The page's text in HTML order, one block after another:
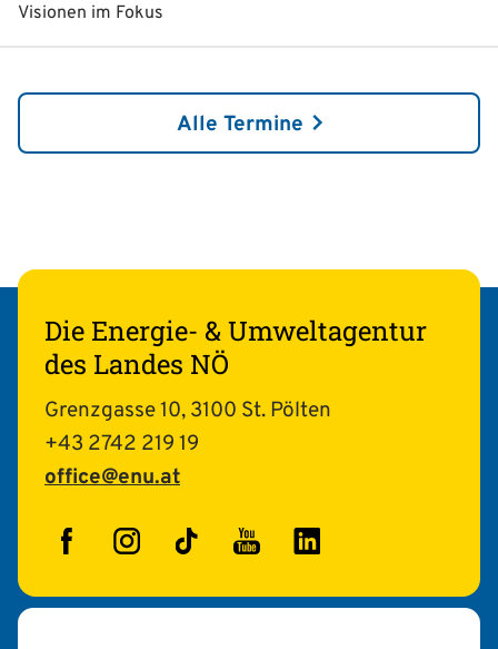
Visionen im Fokus
Alle Termine
Die Energie- & Umweltagentur
des Landes NÖ
Grenzgasse 10, 3100 St. Pölten
+43 2742 219 19
office@enu.at
FacebookInstagram
TikTokYouTubeLinkedIn